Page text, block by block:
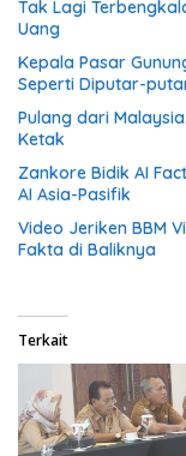
Tak Lagi
Uang
Kepala Pasar
Seperti Diputar-
Pulang dari
Ketak
Zankore Bidik AI
AI Asia-Pasifik
Video Jeriken BBM
Fakta di Baliknya
Terkait